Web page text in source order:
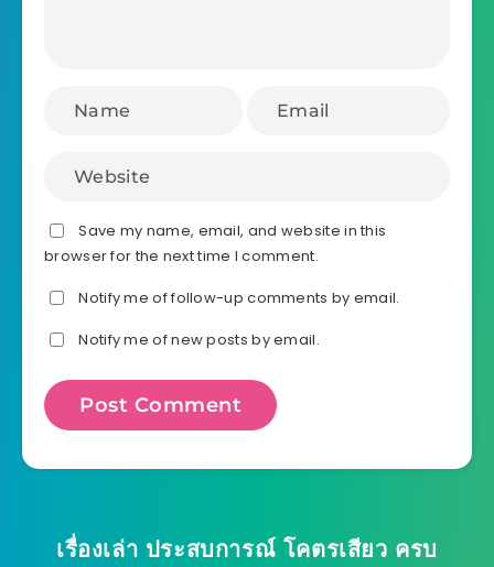
Save my name, email, and website in this
browser for the next time I comment.
Notify me of follow-up comments by email.
Notify me of new posts by email.
เรื่องเล่า ประสบการณ์ โคตรเสียว ครบ